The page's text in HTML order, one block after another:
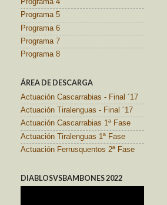
Programa 4
Programa 5
Programa 6
Programa 7
Programa 8
ÁREA DE DESCARGA
Actuación Cascarrabias - Final ´17
Actuación Tiralenguas - Final ´17
Actuación Cascarrabias 1ª Fase
Actuación Tiralenguas 1ª Fase
Actuación Ferrusquentos 2ª Fase
DIABLOSVSBAMBONES 2022